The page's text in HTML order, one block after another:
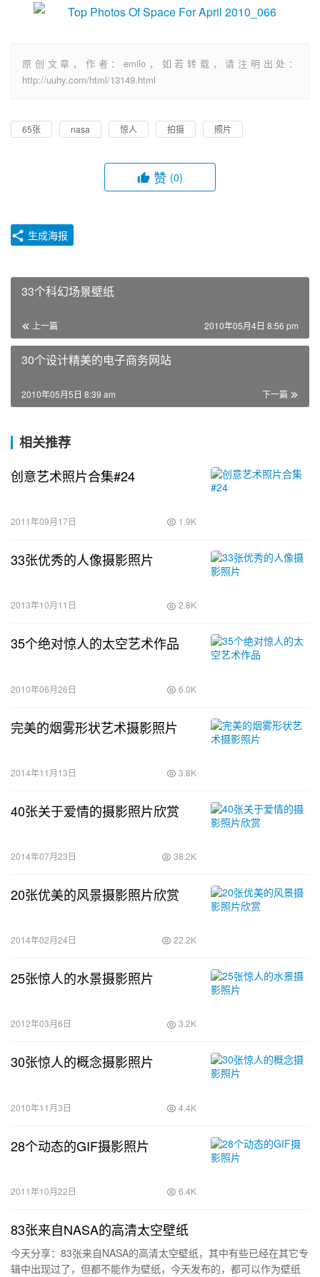
原创文章，作者：emilo，如若转载，请注明出处：
http://uuhy.com/html/13149.html
65张 nasa 惊人 拍摄 照片
赞 (0)
生成海报
33个科幻场景壁纸
上一篇 2010年05月4日 8:56 pm
30个设计精美的电子商务网站
下一篇
2010年05月5日 8:39 am
相关推荐
创意艺术照片合集#24
2011年09月17日 1.9K
33张优秀的人像摄影照片
2013年10月11日 2.8K
35个绝对惊人的太空艺术作品
2010年06月26日 6.0K
完美的烟雾形状艺术摄影照片
2014年11月13日 3.8K
40张关于爱情的摄影照片欣赏
2014年07月23日 38.2K
20张优美的风景摄影照片欣赏
2014年02月24日 22.2K
25张惊人的水景摄影照片
2012年03月6日 3.2K
30张惊人的概念摄影照片
2010年11月3日 4.4K
28个动态的GIF摄影照片
2011年10月22日 6.4K
83张来自NASA的高清太空壁纸
今天分享：83张来自NASA的高清太空壁纸，其中有些已经在其它专
辑中出现过了，但都不能作为壁纸，今天发布的，都可以作为壁纸